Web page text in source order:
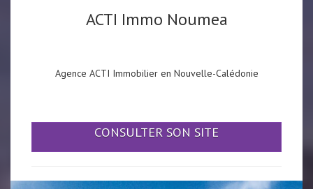
ACTI Immo Noumea
Agence ACTI Immobilier en Nouvelle-Calédonie
CONSULTER SON SITE